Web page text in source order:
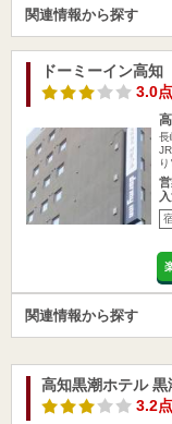
関連情報から探す
ドーミーイン高知
3.0点
長
関連情報から探す
高知黒潮ホテル
3.2点